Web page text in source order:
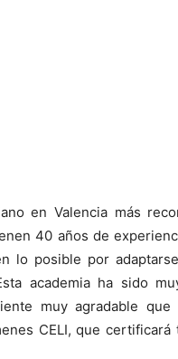
en Valencia más
40 años de
lo posible por
academia ha sido
muy agradable que
CELI, que